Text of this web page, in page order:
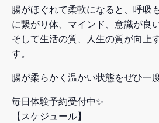
腸がほぐれて柔軟になると、呼吸
に繋がり体、マインド、意識が良
そして生活の質、人生の質が向上
す。
腸が柔らかく温かい状態をぜひ一
毎日体験予約受付中✨
【スケジュール】